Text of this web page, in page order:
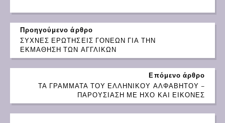
Προηγούμενο άρθρο
ΣΥΧΝΕΣ ΕΡΩΤΗΣΕΙΣ ΓΟΝΕΩΝ ΓΙΑ ΤΗΝ
ΕΚΜΑΘΗΣΗ ΤΩΝ ΑΓΓΛΙΚΩΝ
Επόμενο άρθρο
ΤΑ ΓΡΑΜΜΑΤΑ ΤΟΥ ΕΛΛΗΝΙΚΟΥ ΑΛΦΑΒΗΤΟΥ –
ΠΑΡΟΥΣΙΑΣΗ ΜΕ ΗΧΟ ΚΑΙ ΕΙΚΟΝΕΣ